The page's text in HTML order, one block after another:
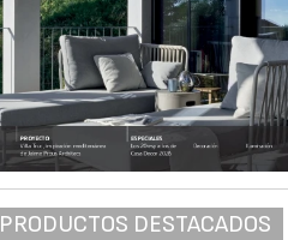
PRODUCTOS DESTACADOS